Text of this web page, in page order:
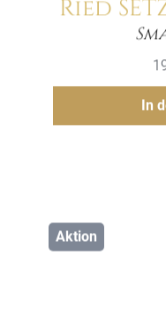
Ried
In
Aktion